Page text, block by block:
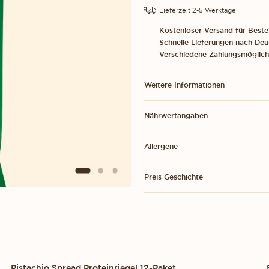
Lieferzeit 2-5 Werktage
Kostenloser Versand für
Schnelle Lieferungen nach
Verschiedene
Weitere Informationen
Nährwertangaben
Allergene
Preis Geschichte
12-PACK